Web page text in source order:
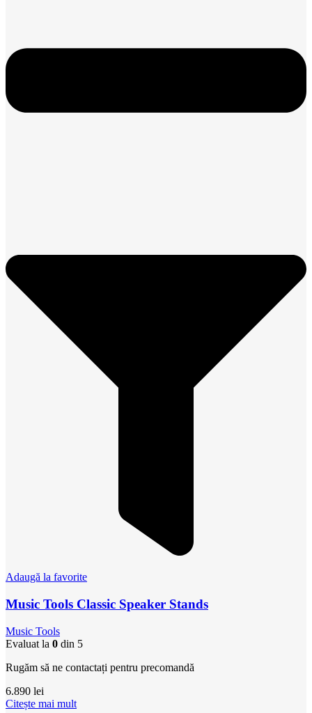
Adaugă la favorite
Music Tools Classic Speaker Stands
Music Tools
Evaluat la 0 din 5
Rugăm să ne contactați pentru precomandă
6.890 lei
Citește mai mult